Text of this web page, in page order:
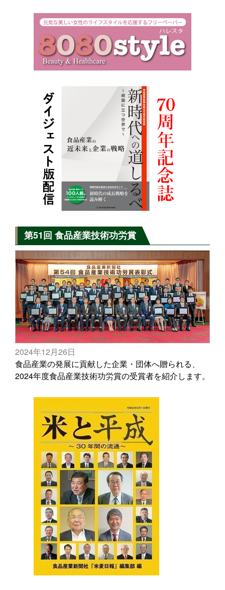
第51回 食品産業技術功労賞
2024年12月26日
食品産業の発展に貢献した企業・団体へ贈られる、
2024年度食品産業技術功労賞の受賞者を紹介します。